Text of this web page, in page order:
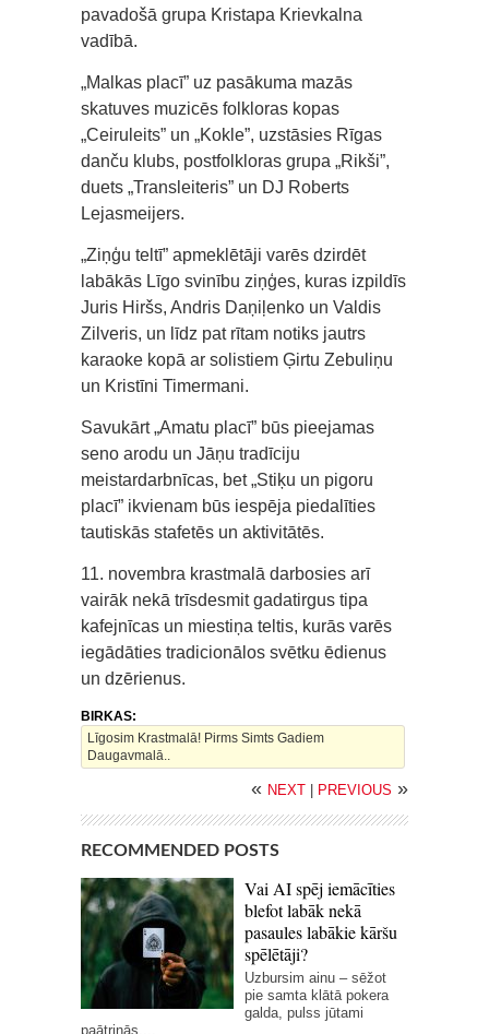
pavadošā grupa Kristapa Krievkalna
vadībā.
„Malkas placī” uz pasākuma mazās
skatuves muzicēs folkloras kopas
„Ceiruleits” un „Kokle”, uzstāsies Rīgas
danču klubs, postfolkloras grupa „Rikši”,
duets „Transleiteris” un DJ Roberts
Lejasmeijers.
„Ziņģu teltī” apmeklētāji varēs dzirdēt
labākās Līgo svinību ziņģes, kuras izpildīs
Juris Hiršs, Andris Daņiļenko un Valdis
Zilveris, un līdz pat rītam notiks jautrs
karaoke kopā ar solistiem Ģirtu Zebuliņu
un Kristīni Timermani.
Savukārt „Amatu placī” būs pieejamas
seno arodu un Jāņu tradīciju
meistardarbnīcas, bet „Stiķu un pigoru
placī” ikvienam būs iespēja piedalīties
tautiskās stafetēs un aktivitātēs.
11. novembra krastmalā darbosies arī
vairāk nekā trīsdesmit gadatirgus tipa
kafejnīcas un miestiņa teltis, kurās varēs
iegādāties tradicionālos svētku ēdienus
un dzērienus.
BIRKAS:
Līgosim Krastmalā! Pirms Simts Gadiem
Daugavmalā..
« NEXT PREVIOUS »
RECOMMENDED POSTS
Vai AI spēj iemācīties
blefot labāk nekā
pasaules labākie kāršu
spēlētāji?
Uzbursim ainu – sēžot
pie samta klātā pokera
galda, pulss jūtami
paātrinās,...